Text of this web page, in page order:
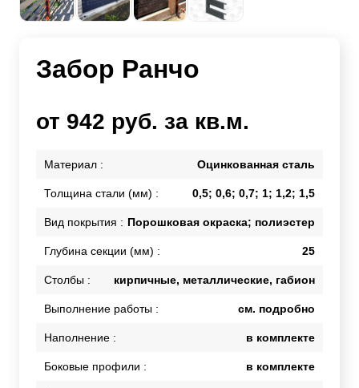
Забор Ранчо
от 942 руб. за кв.м.
Материал : Оцинкованная сталь
Толщина стали (мм) : 0,5; 0,6; 0,7; 1; 1,2; 1,5
Вид покрытия : Порошковая окраска; полиэстер
Глубина секции (мм) : 25
Столбы : кирпичные, металлические, габион
Выполнение работы : см. подробно
Наполнение : в комплекте
Боковые профили : в комплекте